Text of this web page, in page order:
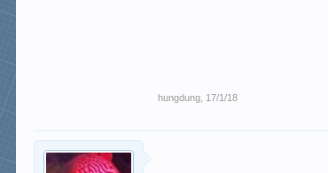
hungdung 17/1/18